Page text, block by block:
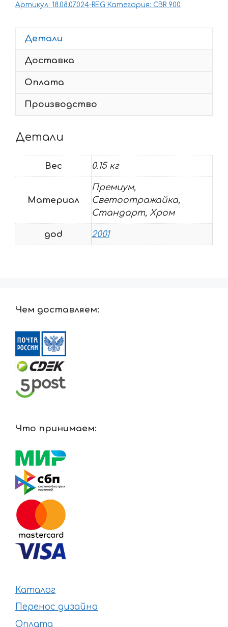
Honda
RR
Артикул: 18.08.07.024-REG Категория: CBR 900
Детали
Доставка
Оплата
Производство
Детали
Вес 0.15 кг
Материал
Премиум,
Светоотражайка,
Стандарт, Хром
god 2001
Чем доставляем:
Что принимаем:
Каталог
Перенос дизайна
Оплата